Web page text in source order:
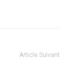
Article Suivant